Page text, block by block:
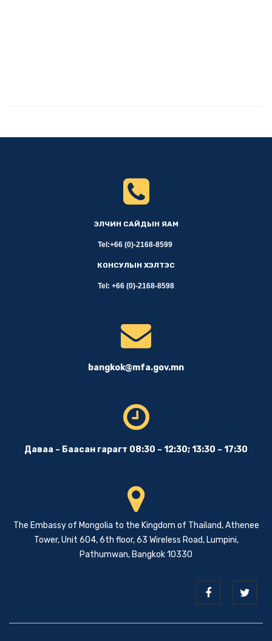
ЭЛЧИН САЙДЫН ЯАМ
Tel:+66 (0)-2168-8599
КОНСУЛЫН ХЭЛТЭС
Tel: +66 (0)-2168-8598
bangkok@mfa.gov.mn
Даваа – Баасан гарагт 08:30 – 12:30; 13:30 – 17:30
The Embassy of Mongolia to the Kingdom of Thailand, Athenee
Tower, Unit 604, 6th floor, 63 Wireless Road, Lumpini,
Pathumwan, Bangkok 10330